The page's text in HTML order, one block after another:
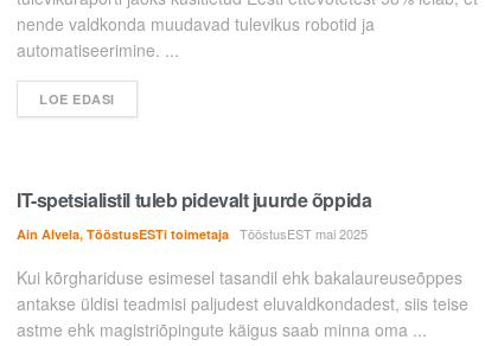
nende valdkonda muudavad tulevikus robotid ja
automatiseerimine. ...
LOE EDASI
IT-spetsialistil tuleb pidevalt juurde õppida
Ain Alvela, TööstusESTi toimetaja TööstusEST mai 2025
Kui kõrghariduse esimesel tasandil ehk bakalaureuseõppes
antakse üldisi teadmisi paljudest eluvaldkondadest, siis teise
astme ehk magistriõpingute käigus saab minna oma ...